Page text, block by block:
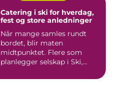
Catering i ski for hverdag,
fest og store anledninger
Når mange samles rundt
bordet, blir maten
midtpunktet. Flere som
planlegger selskap i Ski,